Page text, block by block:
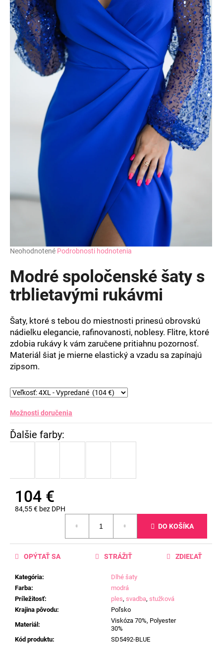
Priemerné
produktu
je
0,0
z
hviezdičiek.
Neohodnotené Podrobnosti hodnotenia
Modré spoločenské šaty s
trblietavými rukávmi
Šaty, ktoré s tebou do miestnosti prinesú obrovskú
nádielku elegancie, rafinovanosti, noblesy. Flitre, ktoré
zdobia rukávy k vám zaručene pritiahnu pozornosť.
Materiál šiat je mierne elastický a vzadu sa zapínajú
zipsom.
Možnosti doručenia
104 €
84,55 € bez DPH
DO KOŠÍKA
Kategória:
Dlhé šaty
Farba:
modrá
Príležitosť: ples, svadba, stužková
Krajina pôvodu:
Poľsko
Materiál :
Viskóza 70%, Polyester
30%
Kód produktu: SD5492-BLUE
OPÝTAŤ SA STRÁŽIŤ ZDIEĽAŤ